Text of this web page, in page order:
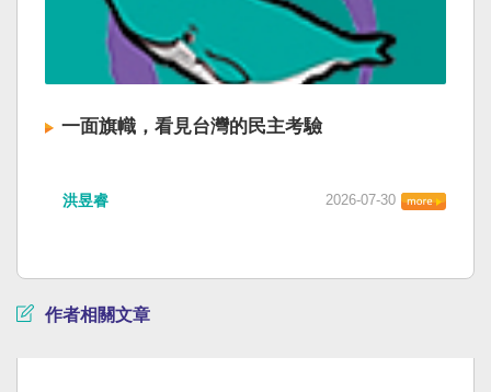
一面旗幟，看見台灣的民主考驗
洪昱睿 2026-07-30
作者相關文章